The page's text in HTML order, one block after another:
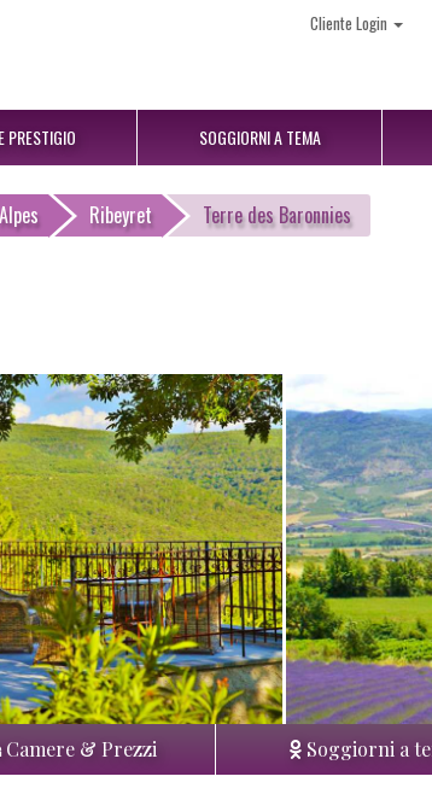
Cliente Login
PRESTIGIO SOGGIORNI A TEMA
Ribeyret Terre des Baronnies
Camere & Prezzi Soggiorni a